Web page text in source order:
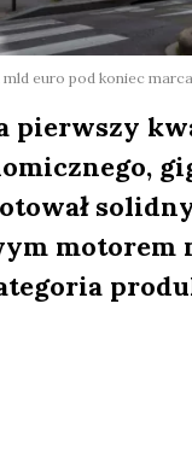
euro pod koniec